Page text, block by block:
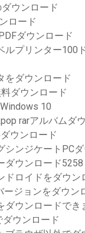
ウンロード
ロード
ダウンロード
ルプリンター100
をダウンロード
ダウンロード
10
rarアルバムダ
ウンロード
シンジケートPC
ダウンロード5258
ドロイドをダウン
ージョンをダウン
ダウンロードでき
ウンロード